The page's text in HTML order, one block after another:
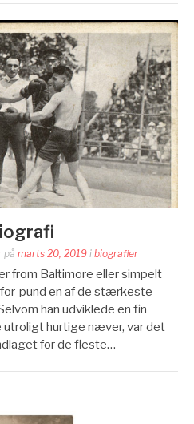
på marts 20, 2019 i biografier
from Baltimore eller simpelt
pund en af de stærkeste
han udviklede en fin
utroligt hurtige næver, var det
for de fleste…